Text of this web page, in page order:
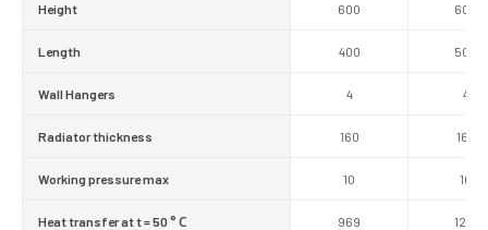
Height 600 600
Length 400 500
Wall Hangers 4 4
Radiator thickness 160 160
Working pressure max 10 10
Heat transfer at t = 50 ° С 969 1212